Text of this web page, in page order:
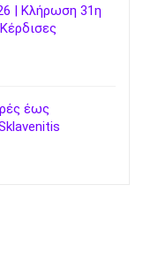
| Κλήρωση 31η
έως